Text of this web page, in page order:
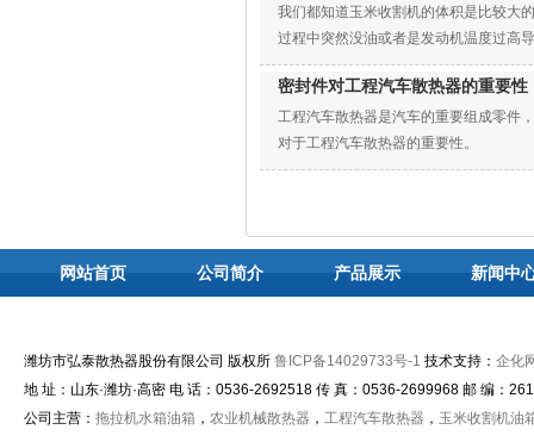
我们都知道玉米收割机的体积是比较大
过程中突然没油或者是发动机温度过高
密封件对工程汽车散热器的重要性
工程汽车散热器是汽车的重要组成零件
对于工程汽车散热器的重要性。
网站首页 公司简介 产品展示 新闻中
潍坊市弘泰散热器股份有限公司 版权所 鲁ICP备14029733号-1 技术支持： 企化
地 址：山东·潍坊·高密 电 话：0536-2692518 传 真：0536-2699968 邮 编：
公司主营： 拖拉机水箱油箱 ， 农业机械散热器 ， 工程汽车散热器 ， 玉米收割机油